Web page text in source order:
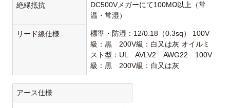
絶縁抵抗
DC500Vメガーにて100MΩ以上（常
温・常湿）
リード線仕様
標準・防湿：12/0.18（0.3sq） 100V
級：黒 200V級：白又は灰 オイルミ
スト型：UL AVLV2 AWG22 100V
級：黒 200V級：白又は灰
アース仕様